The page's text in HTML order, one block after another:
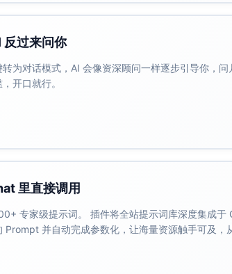
推送一次（次日中午），避免骚扰。未点击不重复
为主窗口；家居用户可偏12:05（午休开始），美妆
并发峰值。
览的品类与通用称呼，不展示具体商品名称或价格
¥10 vs ¥20（或满减/直减），观察点击领券率、
（“更划算”）vs 安心导向（“看评价更放心”）vs 稀
放。
反过来问你
为对话模式，AI 会像资深顾问一样逐步引导你，
开口就行。
里直接调用
专家级提示词。 插件将全站提示词库深度集成于
Prompt 并自动完成参数化，让海量资源触手可及，